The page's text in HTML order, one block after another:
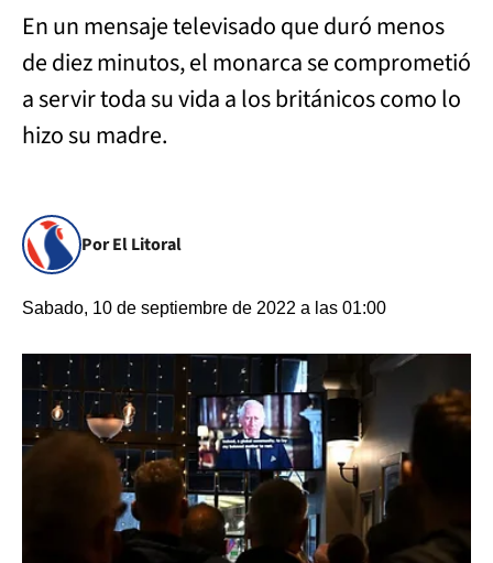
En un mensaje televisado que duró menos
de diez minutos, el monarca se comprometió
a servir toda su vida a los británicos como lo
hizo su madre.
Por El Litoral
Sabado, 10 de septiembre de 2022 a las 01:00